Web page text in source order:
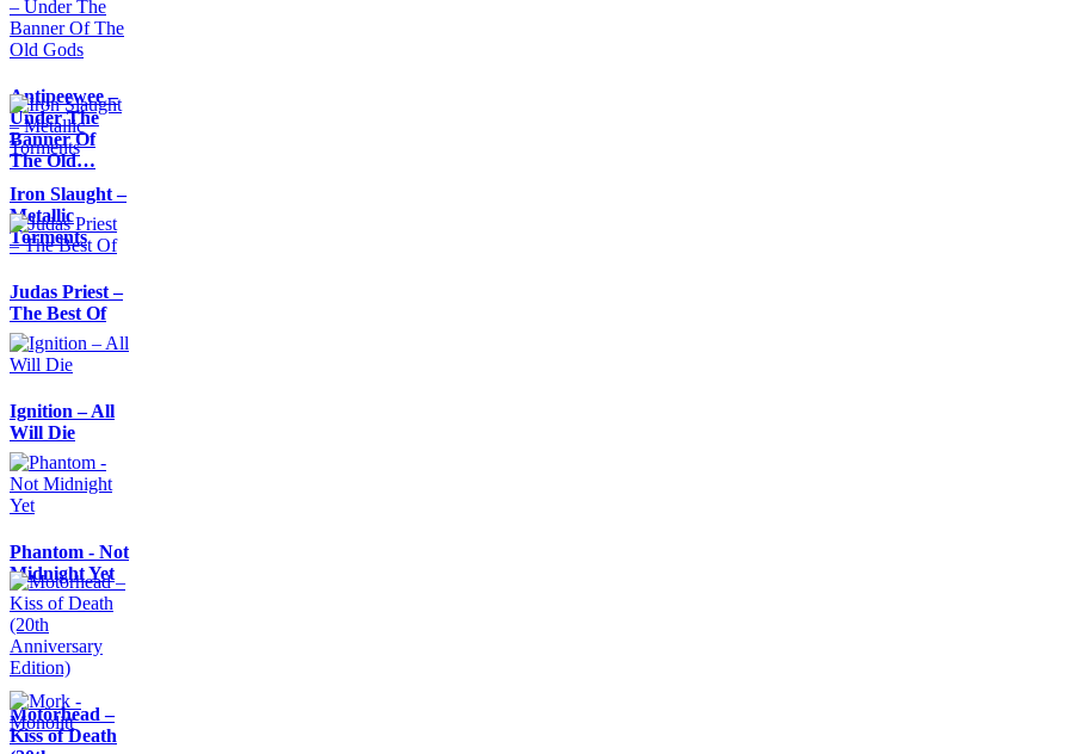
Antipeewee –
Under The
Banner Of
The Old…
Iron Slaught –
Metallic
Torments
Judas Priest –
The Best Of
Ignition – All
Will Die
Phantom - Not
Midnight Yet
Motörhead –
Kiss of Death